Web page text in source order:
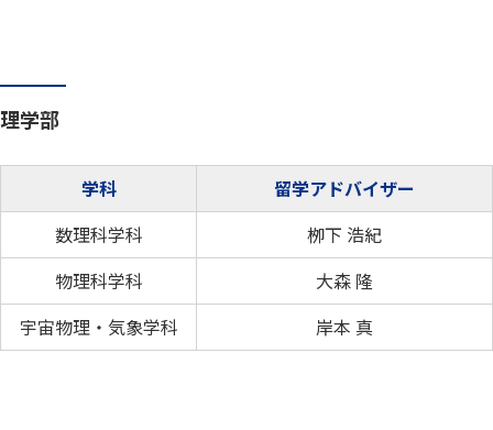
理学部
学科
留学アドバイザー
数理科学科
栁下 浩紀
物理科学科
大森 隆
宇宙物理・気象学科
岸本 真